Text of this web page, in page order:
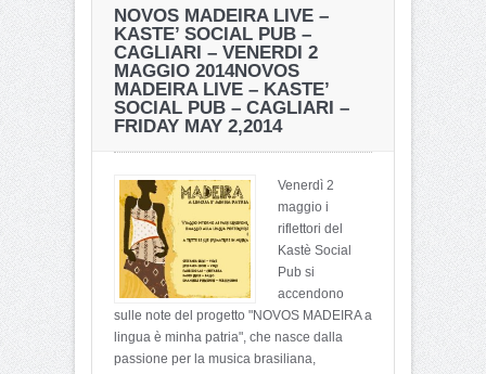
NOVOS MADEIRA LIVE –
KASTE’ SOCIAL PUB –
CAGLIARI – VENERDI 2
MAGGIO 2014NOVOS
MADEIRA LIVE – KASTE’
SOCIAL PUB – CAGLIARI –
FRIDAY MAY 2,2014
Venerdì 2
maggio i
riflettori del
Kastè Social
Pub si
accendono
sulle note del progetto "NOVOS MADEIRA a
lingua è minha patria", che nasce dalla
passione per la musica brasiliana,